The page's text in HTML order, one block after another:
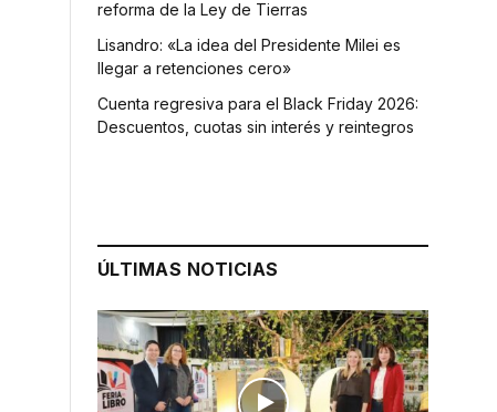
reforma de la Ley de Tierras
Lisandro: «La idea del Presidente Milei es
llegar a retenciones cero»
Cuenta regresiva para el Black Friday 2026:
Descuentos, cuotas sin interés y reintegros
ÚLTIMAS NOTICIAS